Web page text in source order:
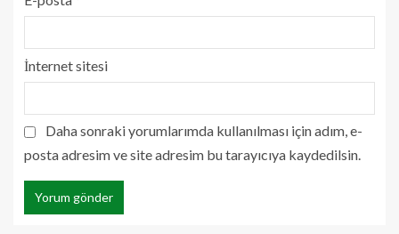
İnternet sitesi
Daha sonraki yorumlarımda kullanılması için adım, e-
posta adresim ve site adresim bu tarayıcıya kaydedilsin.